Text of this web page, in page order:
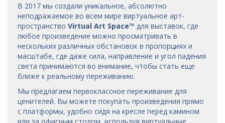
В 2017 мы создали уникальное, абсолютно
неподражаемое во всем мире виртуальное арт-
пространство Virtual Art Space™ для выставок, где
любое произведение можно просматривать в
нескольких различных обстановок в пропорциях и
масштабе, где даже сила, направление и угол падения
света принимаются во внимание, чтобы стать еще
ближе к реальному переживанию.
Мы предлагаем первоклассное переживание для
ценителей. Вы можете покупать произведения прямо
с платформы, удобно сидя на кресле перед камином
или за офисным столом, используя виртуальные